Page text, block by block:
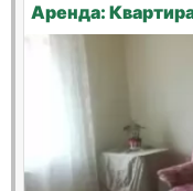
Аренда: